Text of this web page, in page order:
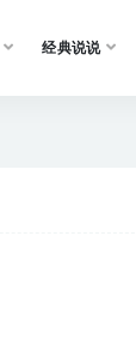
经典说说